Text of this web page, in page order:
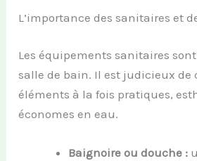
L’importance des sanitaires et
Les équipements sanitaires
salle de bain. Il est judicieux de
éléments à la fois pratiques,
économes en eau.
Baignoire ou douche :